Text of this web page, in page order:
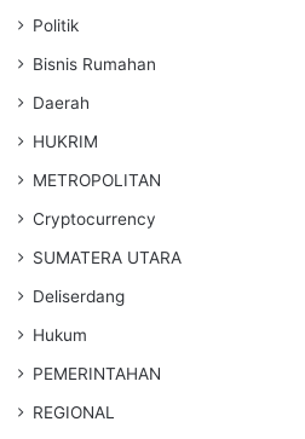
Politik
Bisnis Rumahan
Daerah
HUKRIM
METROPOLITAN
Cryptocurrency
SUMATERA UTARA
Deliserdang
Hukum
PEMERINTAHAN
REGIONAL